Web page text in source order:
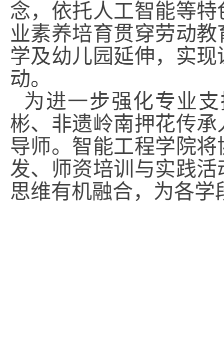
念，依托人工智能等
业素养培育贯穿劳动
学及幼儿园延伸，实
动。
为进一步强化专业
彬、非遗岭南押花传
导师。智能工程学院
发、师资培训与实践
思维有机融合，为各